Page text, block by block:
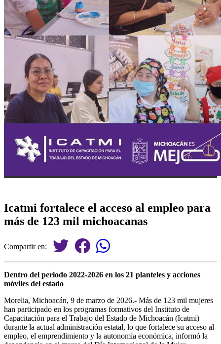
Icatmi fortalece el acceso al empleo para
más de 123 mil michoacanas
Compartir en:
Dentro del periodo 2022-2026 en los 21 planteles y acciones
móviles del estado
Morelia, Michoacán, 9 de marzo de 2026.- Más de 123 mil mujeres
han participado en los programas formativos del Instituto de
Capacitación para el Trabajo del Estado de Michoacán (Icatmi)
durante la actual administración estatal, lo que fortalece su acceso al
empleo, el emprendimiento y la autonomía económica, informó la